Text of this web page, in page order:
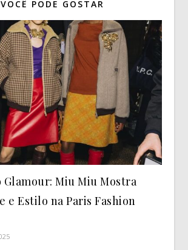
VOCÊ PODE GOSTAR
Glamour: Miu Miu Mostra
e Estilo na Paris Fashion